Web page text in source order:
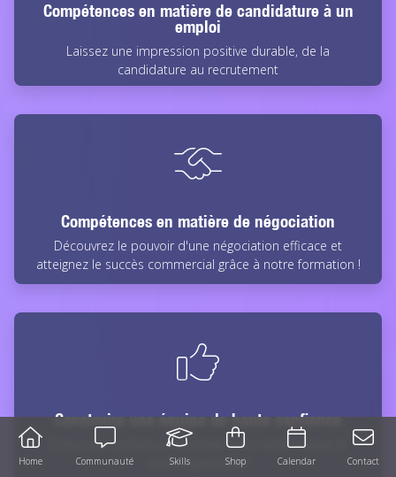
Compétences en matière de candidature à un
emploi
Laissez une impression positive durable, de la
candidature au recrutement
Compétences en matière de négociation
Découvrez le pouvoir d'une négociation efficace et
atteignez le succès commercial grâce à notre formation !
Construire une équipe de haute confiance
Créez une confiance maximale dans votre équipe et
votre organisation
Mobile
toolbar
Home Communauté Skills Shop Calendar Contact